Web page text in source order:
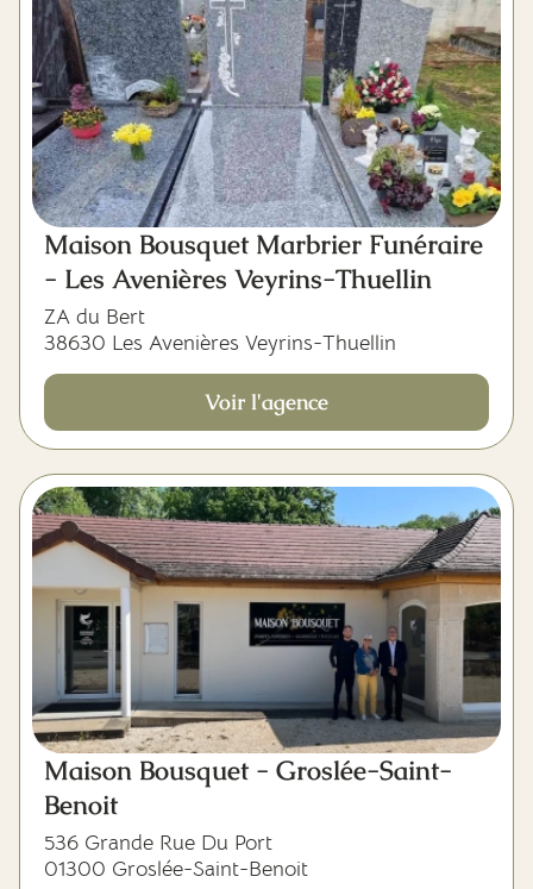
Maison Bousquet Marbrier Funéraire
- Les Avenières Veyrins-Thuellin
ZA du Bert
38630 Les Avenières Veyrins-Thuellin
Voir l'agence
Maison Bousquet - Groslée-Saint-
Benoit
536 Grande Rue Du Port
01300 Groslée-Saint-Benoit